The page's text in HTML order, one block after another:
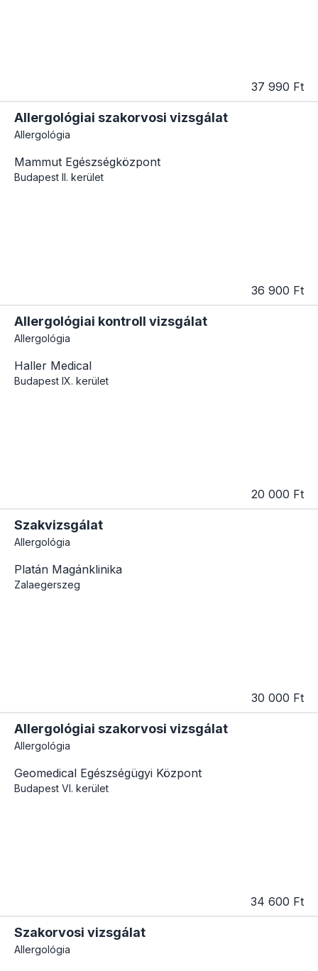
37 990 Ft
Allergológiai szakorvosi vizsgálat
Allergológia
Mammut Egészségközpont
Budapest II. kerület
36 900 Ft
Allergológiai kontroll vizsgálat
Allergológia
Haller Medical
Budapest IX. kerület
20 000 Ft
Szakvizsgálat
Allergológia
Platán Magánklinika
Zalaegerszeg
30 000 Ft
Allergológiai szakorvosi vizsgálat
Allergológia
Geomedical Egészségügyi Központ
Budapest VI. kerület
34 600 Ft
Szakorvosi vizsgálat
Allergológia